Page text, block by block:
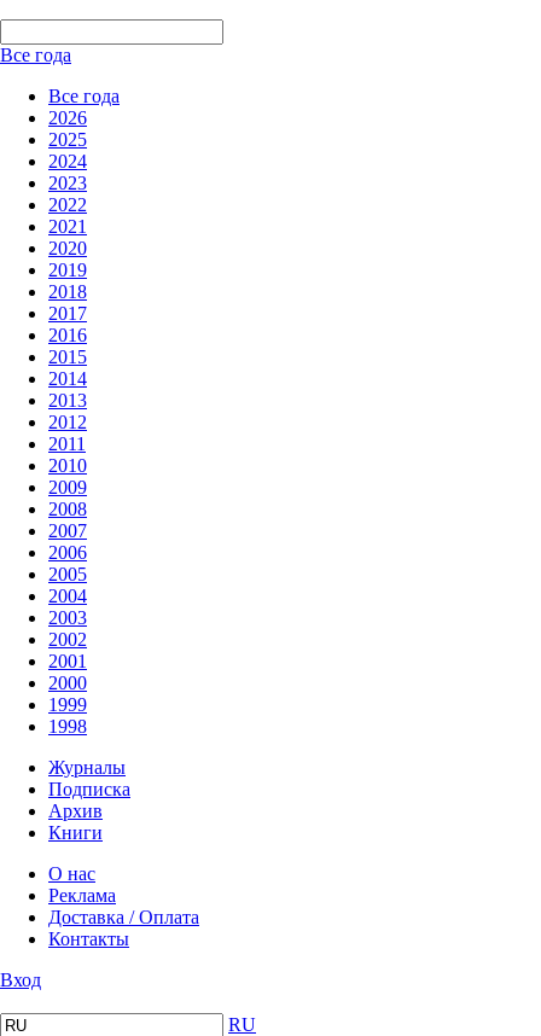
Все года
Все года
2026
2025
2024
2023
2022
2021
2020
2019
2018
2017
2016
2015
2014
2013
2012
2011
2010
2009
2008
2007
2006
2005
2004
2003
2002
2001
2000
1999
1998
Журналы
Подписка
Архив
Книги
О нас
Реклама
Доставка / Оплата
Контакты
Вход
RU